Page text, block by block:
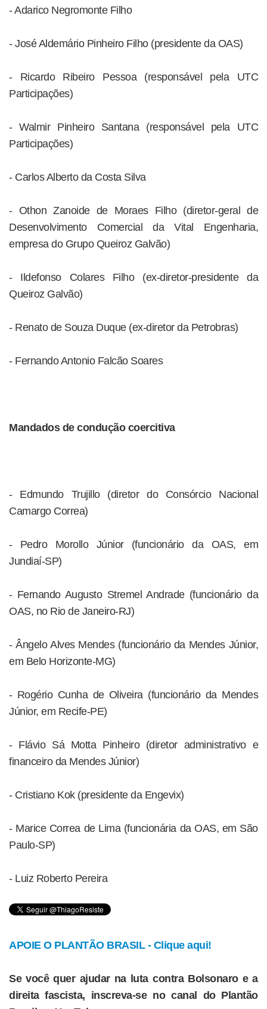
- Adarico Negromonte Filho
- José Aldemário Pinheiro Filho (presidente da OAS)
- Ricardo Ribeiro Pessoa (responsável pela UTC
Participações)
- Walmir Pinheiro Santana (responsável pela UTC
Participações)
- Carlos Alberto da Costa Silva
- Othon Zanoide de Moraes Filho (diretor-geral de
Desenvolvimento Comercial da Vital Engenharia,
empresa do Grupo Queiroz Galvão)
- Ildefonso Colares Filho (ex-diretor-presidente da
Queiroz Galvão)
- Renato de Souza Duque (ex-diretor da Petrobras)
- Fernando Antonio Falcão Soares
Mandados de condução coercitiva
- Edmundo Trujillo (diretor do Consórcio Nacional
Camargo Correa)
- Pedro Morollo Júnior (funcionário da OAS, em
Jundiaí-SP)
- Fernando Augusto Stremel Andrade (funcionário da
OAS, no Rio de Janeiro-RJ)
- Ângelo Alves Mendes (funcionário da Mendes Júnior,
em Belo Horizonte-MG)
- Rogério Cunha de Oliveira (funcionário da Mendes
Júnior, em Recife-PE)
- Flávio Sá Motta Pinheiro (diretor administrativo e
financeiro da Mendes Júnior)
- Cristiano Kok (presidente da Engevix)
- Marice Correa de Lima (funcionária da OAS, em São
Paulo-SP)
- Luiz Roberto Pereira
APOIE O PLANTÃO BRASIL - Clique aqui!
Se você quer ajudar na luta contra Bolsonaro e a
direita fascista, inscreva-se no canal do Plantão